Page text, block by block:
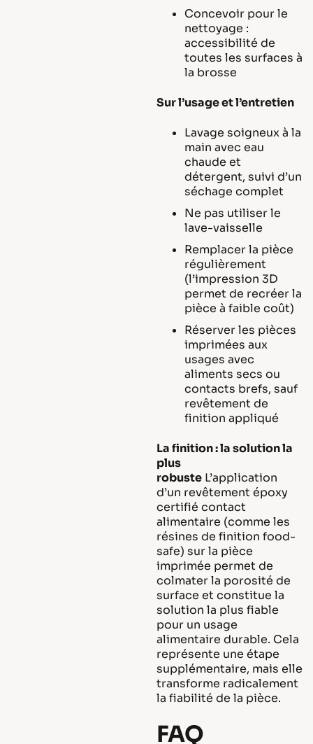
Concevoir pour le
nettoyage :
accessibilité de
toutes les surfaces à
la brosse
Sur l’usage et l’entretien
Lavage soigneux à la
main avec eau
chaude et
détergent, suivi d’un
séchage complet
Ne pas utiliser le
lave-vaisselle
Remplacer la pièce
régulièrement
(l’impression 3D
permet de recréer la
pièce à faible coût)
Réserver les pièces
imprimées aux
usages avec
aliments secs ou
contacts brefs, sauf
revêtement de
finition appliqué
La finition : la solution la
plus
robuste L’application
d’un revêtement époxy
certifié contact
alimentaire (comme les
résines de finition food-
safe) sur la pièce
imprimée permet de
colmater la porosité de
surface et constitue la
solution la plus fiable
pour un usage
alimentaire durable. Cela
représente une étape
supplémentaire, mais elle
transforme radicalement
la fiabilité de la pièce.
FAQ